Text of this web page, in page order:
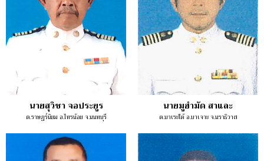
นายสุวิชา จอประยูร
ต.ราษฎร์นิยม อ.ไทรน้อย จ.นนทบุรี
นายมูฮำมัด สาและ
ต.บาเระใต้ อ.บาเจาะ จ.นราธิวาส